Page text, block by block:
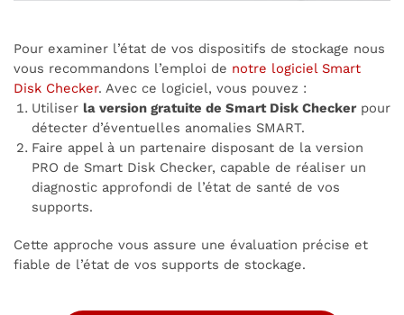
Pour examiner l’état de vos dispositifs de stockage nous
vous recommandons l’emploi de notre logiciel Smart
Disk Checker. Avec ce logiciel, vous pouvez :
Utiliser la version gratuite de Smart Disk Checkerpour
détecter d’éventuelles anomalies SMART.
Faire appel à un partenaire disposant de la version
PRO de Smart Disk Checker, capable de réaliser un
diagnostic approfondi de l’état de santé de vos
supports.
Cette approche vous assure une évaluation précise et
fiable de l’état de vos supports de stockage.